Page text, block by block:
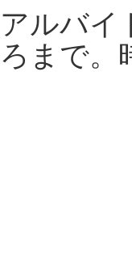
アルバイ
ろまで。